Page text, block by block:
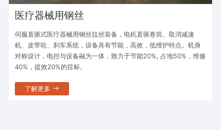
医疗器械用钢丝
伺服直驱式医疗器械用钢丝拉丝装备，电机直驱卷筒。取消减速
机、皮带轮、刹车系统，设备具有节能，高效，低维护特点。机身
对称设计，电控与设备融为一体，致力于节能20%, 占地50%，维修
40%，提效20%的目标。
了解更多